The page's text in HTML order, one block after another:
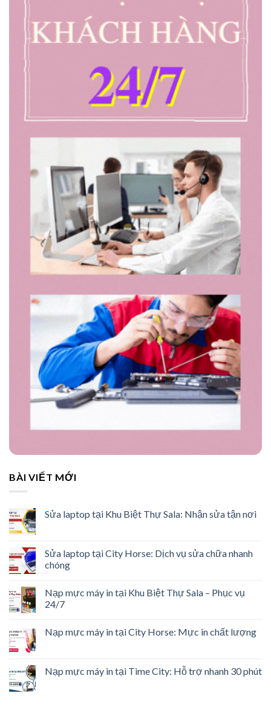
BÀI VIẾT MỚI
Sửa laptop tại Khu Biệt Thự Sala: Nhận sửa tận nơi
Sửa laptop tại City Horse: Dịch vụ sửa chữa nhanh
chóng
Nạp mực máy in tại Khu Biệt Thự Sala – Phục vụ
24/7
Nạp mực máy in tại City Horse: Mực in chất lượng
Nạp mực máy in tại Time City: Hỗ trợ nhanh 30 phút